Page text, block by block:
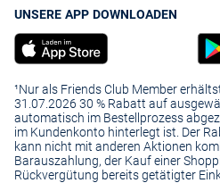
UNSERE APP DOWNLOADEN
¹Nur als Friends Club Member
31.07.2026 30 % Rabatt auf
automatisch im Bestellprozess
im Kundenkonto hinterlegt ist. Der
kann nicht mit anderen Aktionen
Barauszahlung, der Kauf einer
Rückvergütung bereits getätigter